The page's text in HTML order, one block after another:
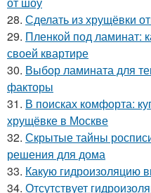
28. Сделать из хрущёвки
29. Пленкой под ламинат:
своей квартире
30. Выбор ламината для
факторы
31. В поисках комфорта:
хрущёвке в Москве
32. Скрытые тайны
решения для дома
33. Какую гидроизоляцию
34. Отсутствует